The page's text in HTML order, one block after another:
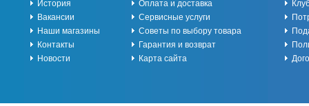
История
Вакансии
Наши магазины
Контакты
Новости
Оплата и доставка
Сервисные услуги
Советы по выбору товара
Гарантия и возврат
Карта сайта